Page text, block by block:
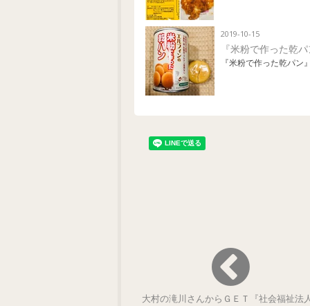
2019-10-15
『米粉で作った乾
『米粉で作った乾パ
大村の滝川さんからＧＥＴ『社会福祉法